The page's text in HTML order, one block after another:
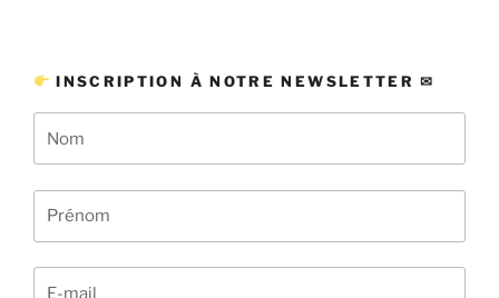
INSCRIPTION À NOTRE NEWSLETTER ✉